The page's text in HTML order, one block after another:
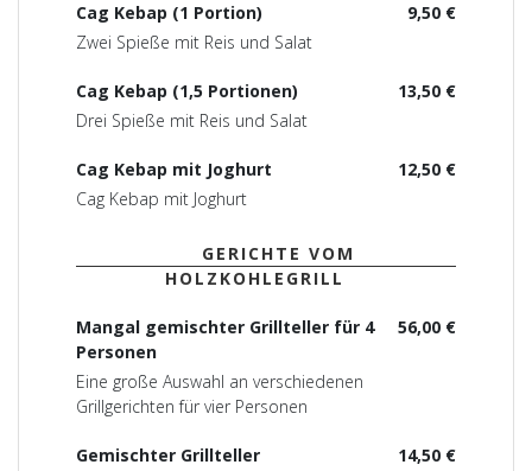
9,50 €
Cag Kebap (1 Portion)
Zwei Spieße mit Reis und Salat
13,50 €
Cag Kebap (1,5 Portionen)
Drei Spieße mit Reis und Salat
12,50 €
Cag Kebap mit Joghurt
Cag Kebap mit Joghurt
GERICHTE VOM
HOLZKOHLEGRILL
56,00 €
Mangal gemischter Grillteller für 4
Personen
Eine große Auswahl an verschiedenen
Grillgerichten für vier Personen
14,50 €
Gemischter Grillteller